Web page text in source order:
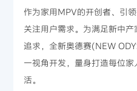
作为家用MPV的开创者、引
关注用户需求。为满足新中
追求，全新奥德赛(NEW
一视角开发，量身打造每位
活。